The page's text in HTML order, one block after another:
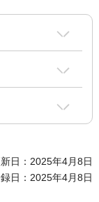
日：2025年4月8日
日：2025年4月8日